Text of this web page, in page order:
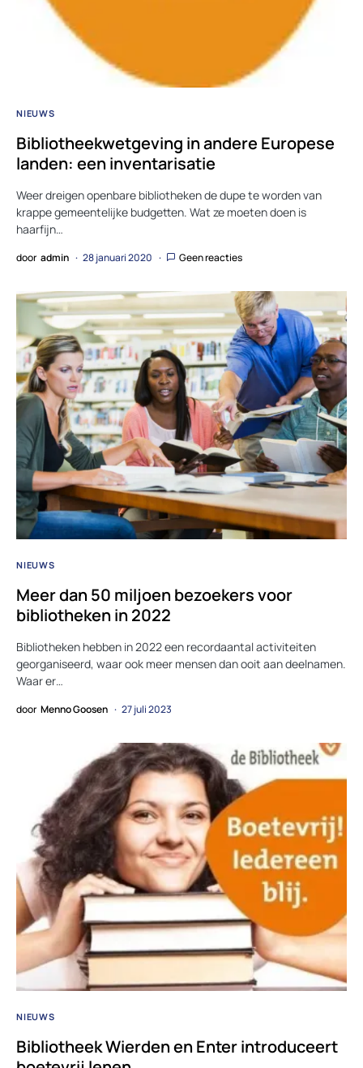
NIEUWS
Bibliotheekwetgeving in andere Europese
landen: een inventarisatie
Weer dreigen openbare bibliotheken de dupe te worden van
krappe gemeentelijke budgetten. Wat ze moeten doen is
haarfijn…
door admin 28 januari 2020 Geen reacties
NIEUWS
Meer dan 50 miljoen bezoekers voor
bibliotheken in 2022
Bibliotheken hebben in 2022 een recordaantal activiteiten
georganiseerd, waar ook meer mensen dan ooit aan deelnamen.
Waar er…
door Menno Goosen 27 juli 2023
NIEUWS
Bibliotheek Wierden en Enter introduceert